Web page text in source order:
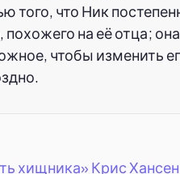
того, что Ник
на её отца; она
чтобы изменить
хищника» Крис Хансен